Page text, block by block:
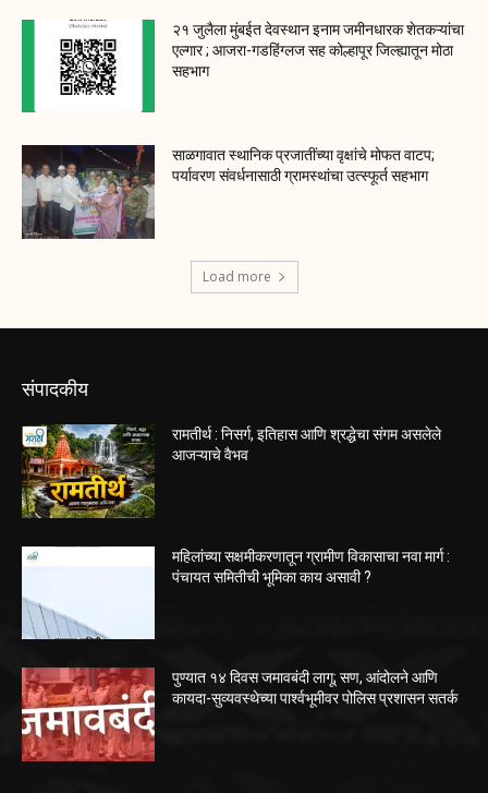
२१ जुलैला मुंबईत देवस्थान इनाम जमीनधारक शेतकऱ्यांचा
एल्गार ; आजरा-गडहिंग्लज सह कोल्हापूर जिल्ह्यातून मोठा
सहभाग
साळगावात स्थानिक प्रजातींच्या वृक्षांचे मोफत वाटप;
पर्यावरण संवर्धनासाठी ग्रामस्थांचा उत्स्फूर्त सहभाग
Load more
संपादकीय
रामतीर्थ : निसर्ग, इतिहास आणि श्रद्धेचा संगम असलेले
आजऱ्याचे वैभव
महिलांच्या सक्षमीकरणातून ग्रामीण विकासाचा नवा मार्ग :
पंचायत समितीची भूमिका काय असावी ?
पुण्यात १४ दिवस जमावबंदी लागू; सण, आंदोलने आणि
कायदा-सुव्यवस्थेच्या पार्श्वभूमीवर पोलिस प्रशासन सतर्क